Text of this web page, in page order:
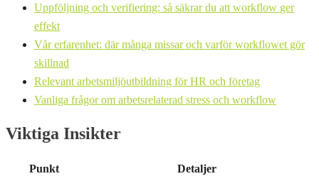
Uppföljning och verifiering: så säkrar du att workflow ger
effekt
Vår erfarenhet: där många missar och varför workflowet gör
skillnad
Relevant arbetsmiljöutbildning för HR och företag
Vanliga frågor om arbetsrelaterad stress och workflow
Viktiga Insikter
Punkt
Detaljer